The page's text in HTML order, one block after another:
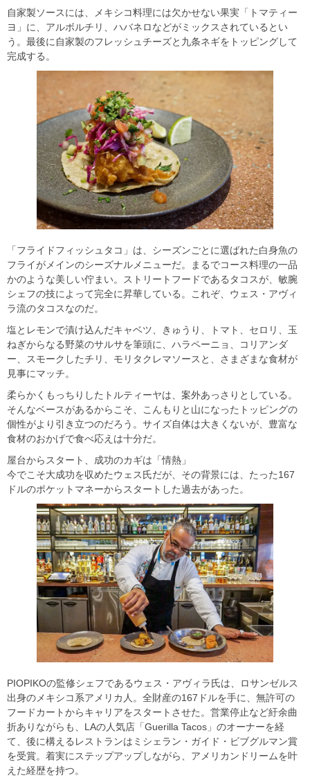
自家製ソースには、メキシコ料理には欠かせない果実「トマティー
ヨ」に、アルボルチリ、ハバネロなどがミックスされているとい
う。最後に自家製のフレッシュチーズと九条ネギをトッピングして
完成する。
「フライドフィッシュタコ」は、シーズンごとに選ばれた白身魚の
フライがメインのシーズナルメニューだ。まるでコース料理の一品
かのような美しい佇まい。ストリートフードであるタコスが、敏腕
シェフの技によって完全に昇華している。これぞ、ウェス・アヴィ
ラ流のタコスなのだ。
塩とレモンで漬け込んだキャベツ、きゅうり、トマト、セロリ、玉
ねぎからなる野菜のサルサを筆頭に、ハラペーニョ、コリアンダ
ー、スモークしたチリ、モリタクレマソースと、さまざまな食材が
見事にマッチ。
柔らかくもっちりしたトルティーヤは、案外あっさりとしている。
そんなベースがあるからこそ、こんもりと山になったトッピングの
個性がより引き立つのだろう。サイズ自体は大きくないが、豊富な
食材のおかげで食べ応えは十分だ。
屋台からスタート、成功のカギは「情熱」
今でこそ大成功を収めたウェス氏だが、その背景には、たった167
ドルのポケットマネーからスタートした過去があった。
PIOPIKOの監修シェフであるウェス・アヴィラ氏は、ロサンゼルス
出身のメキシコ系アメリカ人。全財産の167ドルを手に、無許可の
フードカートからキャリアをスタートさせた。営業停止など紆余曲
折ありながらも、LAの人気店「Guerilla Tacos」のオーナーを経
て、後に構えるレストランはミシェラン・ガイド・ビブグルマン賞
を受賞。着実にステップアップしながら、アメリカンドリームを叶
えた経歴を持つ。